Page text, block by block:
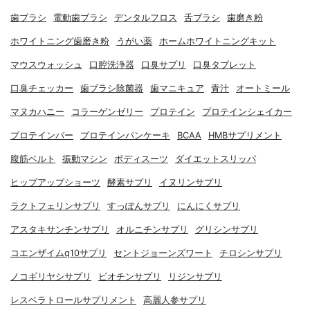
歯ブラシ 電動歯ブラシ デンタルフロス 舌ブラシ 歯磨き粉
ホワイトニング歯磨き粉 うがい薬 ホームホワイトニングキット
マウスウォッシュ 口腔洗浄器 口臭サプリ 口臭タブレット
口臭チェッカー 歯ブラシ除菌器 歯マニキュア 青汁 オートミール
マヌカハニー コラーゲンゼリー プロテイン プロテインシェイカー
プロテインバー プロテインパンケーキ BCAA HMBサプリメント
腹筋ベルト 振動マシン ボディスーツ ダイエットスリッパ
ヒップアップショーツ 酵素サプリ イヌリンサプリ
ラクトフェリンサプリ すっぽんサプリ にんにくサプリ
アスタキサンチンサプリ オルニチンサプリ グリシンサプリ
コエンザイムq10サプリ セントジョーンズワート チロシンサプリ
ノコギリヤシサプリ ビオチンサプリ リジンサプリ
レスベラトロールサプリメント 高麗人参サプリ